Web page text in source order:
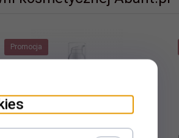
Promocja